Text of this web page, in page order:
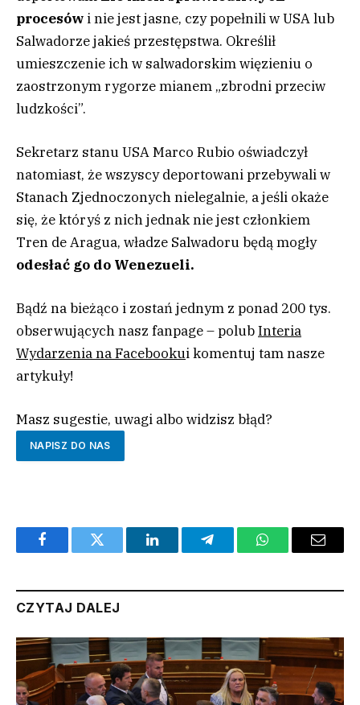
procesów i nie jest jasne, czy popełnili w USA lub
Salwadorze jakieś przestępstwa. Określił
umieszczenie ich w salwadorskim więzieniu o
zaostrzonym rygorze mianem „zbrodni przeciw
ludzkości”.
Sekretarz stanu USA Marco Rubio oświadczył
natomiast, że wszyscy deportowani przebywali w
Stanach Zjednoczonych nielegalnie, a jeśli okaże
się, że któryś z nich jednak nie jest członkiem
Tren de Aragua, władze Salwadoru będą mogły
odesłać go do Wenezueli.
Bądź na bieżąco i zostań jednym z ponad 200 tys.
obserwujących nasz fanpage – polubInteria
Wydarzenia na Facebookui komentuj tam nasze
artykuły!
Masz sugestie, uwagi albo widzisz błąd?
NAPISZ DO NAS
FacebookTwitter LinkedInTelegramWhatsAppEmail
CZYTAJ DALEJ